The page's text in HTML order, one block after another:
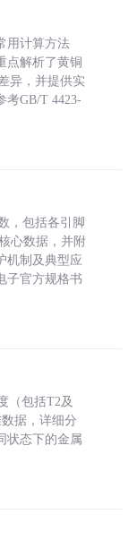
用计算方法
点解析了黄铜
异，并提供实
考GB/T 4423-
，包括各引脚
心数据，并附
机制及典型应
子官方规格书
（包括T2及
据，详细分
状态下的金属